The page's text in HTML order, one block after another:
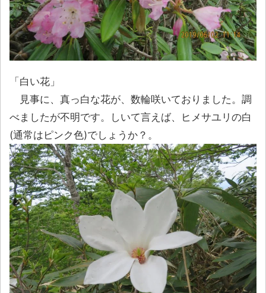
「白い花」
見事に、真っ白な花が、数輪咲いておりました。調
べましたが不明です。しいて言えば、ヒメサユリの白
(通常はピンク色)でしょうか？。